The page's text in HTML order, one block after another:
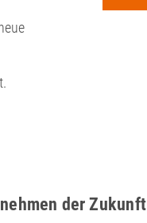
der Zukunft